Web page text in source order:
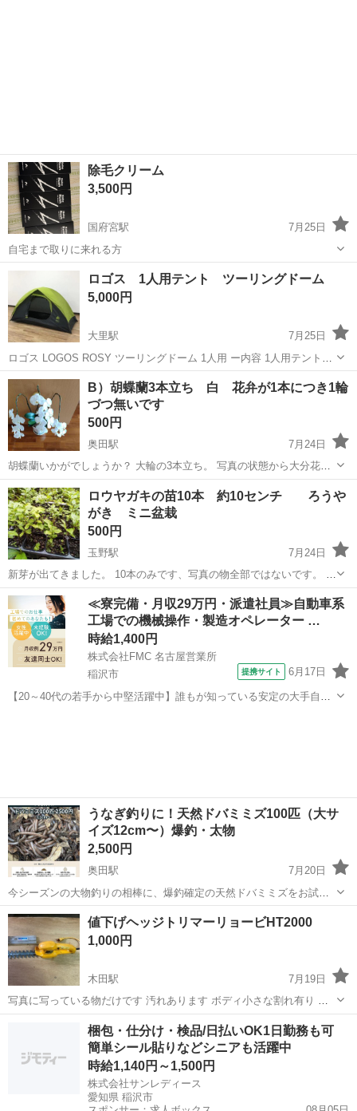
除毛クリーム
3,500円
国府宮駅
7月25日
自宅まで取りに来れる方
愛知 稲沢市 国府宮駅 その他
ロゴス 1人用テント ツーリングドーム
5,000円
大里駅
7月25日
ロゴス LOGOS ROSY ツーリングドーム 1人用 ー内容 1人用テントに
なります。 1度だけキャンプツーリングで使用した中古品となりま
す。バイクを手放すことになったため、出品いたします。コンパクト
になるテントをお探し...
愛知 稲沢市 大里駅 その他 ツーリングドーム
B）胡蝶蘭3本立ち 白 花弁が1本につき1輪
づつ無いです
500円
奥田駅
7月24日
胡蝶蘭いかがでしょうか？ 大輪の3本立ち。 写真の状態から大分花も
落ち残り少なく 鉢無しでポットに入った状態でお渡しします。
愛知 稲沢市 奥田駅 その他
ロウヤガキの苗10本 約10センチ ろうや
がき ミニ盆栽
500円
玉野駅
7月24日
新芽が出てきました。 10本のみです、写真の物全部ではないです。 ろ
うやがきの苗10本になります。 去年の春蒔いた物です。約１0センチ
の大きさです。 花が咲くまで雄雌分かりませんが受粉樹にいかがでし
ょうか。 元々、...
愛知 稲沢市 玉野駅 その他 ミニ盆栽
≪寮完備・月収29万円・派遣社員≫自動車系
工場での機械操作・製造オペレーター …
時給1,400円
株式会社FMC 名古屋営業所
稲沢市
提携サイト 6月17日
【20～40代の若手から中堅活躍中】誰もが知っている安定の大手自動
うなぎ釣りに！天然ドバミミズ100匹（大サ
イズ12cm〜）爆釣・太物
2,500円
奥田駅
7月20日
今シーズンの大物釣りの相棒に、爆釣確定の天然ドバミミズをお試し
ください！ 市販されている養殖のシマミミズとは、サイズもアピール
力も全く違います。 ウナギ、ナマズ、ブラックバス、大物渓流魚など
を本気で狙うなら、間違いなく「天然...
愛知 稲沢市 奥田駅 その他
値下げヘッジトリマーリョービHT2000
1,000円
木田駅
7月19日
写真に写っている物だけです 汚れあります ボディ小さな割れ有り ジ
ャンク扱い 稲沢市 木田駅 その他 ジャンク
梱包・仕分け・検品/日払いOK1日勤務も可
簡単シール貼りなどシニアも活躍中
時給1,140円～1,500円
株式会社サンレディース
愛知県 稲沢市